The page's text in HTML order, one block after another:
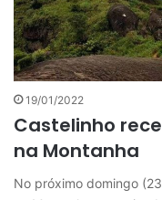
19/01/2022
Castelinho
na Montanha
No próximo domingo